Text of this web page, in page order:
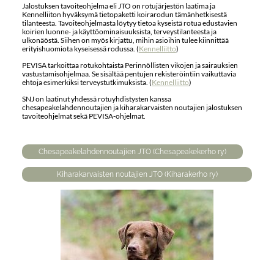
Jalostuksen tavoiteohjelma eli JTO on rotujärjestön laatima ja
Kennelliiton hyväksymä tietopaketti koirarodun tämänhetkisestä
tilanteesta. Tavoiteohjelmasta löytyy tietoa kyseistä rotua edustavien
koirien luonne- ja käyttöominaisuuksista, terveystilanteesta ja
ulkonäöstä. Siihen on myös kirjattu, mihin asioihin tulee kiinnittää
erityishuomiota kyseisessä rodussa. (Kennelliitto)
PEVISA tarkoittaa rotukohtaista Perinnöllisten vikojen ja sairauksien
vastustamisohjelmaa. Se sisältää pentujen rekisteröintiin vaikuttavia
ehtoja esimerkiksi terveystutkimuksista. (Kennelliitto)
SNJ on laatinut yhdessä rotuyhdistysten kanssa
chesapeakelahdennoutajien ja kiharakarvaisten noutajien jalostuksen
tavoiteohjelmat sekä PEVISA-ohjelmat.
Chesapeakelahdennoutajien JTO (Chesapeakekerho ry)
Kiharakarvaisten noutajien JTO (Kiharakerho ry)